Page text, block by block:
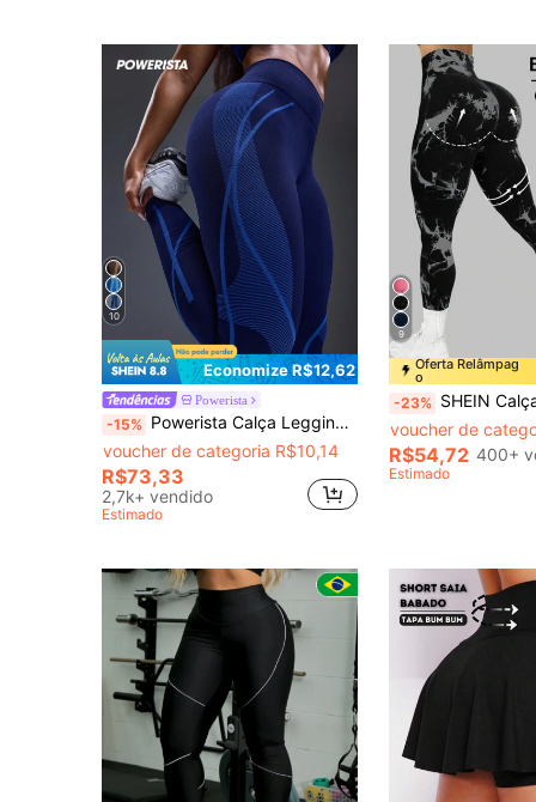
10
Economize R$12,62
Powerista
-15% Powerista Calça Legging Esportiva Sem Costura de Cintura Alta com Cores Contrastantes para Mulheres, Ideal para Yoga
voucher de categoria R$10,14
R$73,33
2,7k+ vendido
Estimado
9
Oferta Relâmpag
o
-23% SHEIN Calça Legging Sem Costura de
voucher de
R$54,72 400+
Estimado